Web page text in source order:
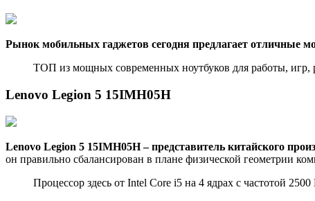
Рынок мобильных гаджетов сегодня предлагает отличные
ТОП из мощных современных ноутбуков для работы, игр,
Lenovo Legion 5 15IMH05H
Lenovo Legion 5 15IMH05H – представитель китайского
он правильно сбалансирован в плане физической геометрии
Процессор здесь от Intel Core i5 на 4 ядрах с частотой